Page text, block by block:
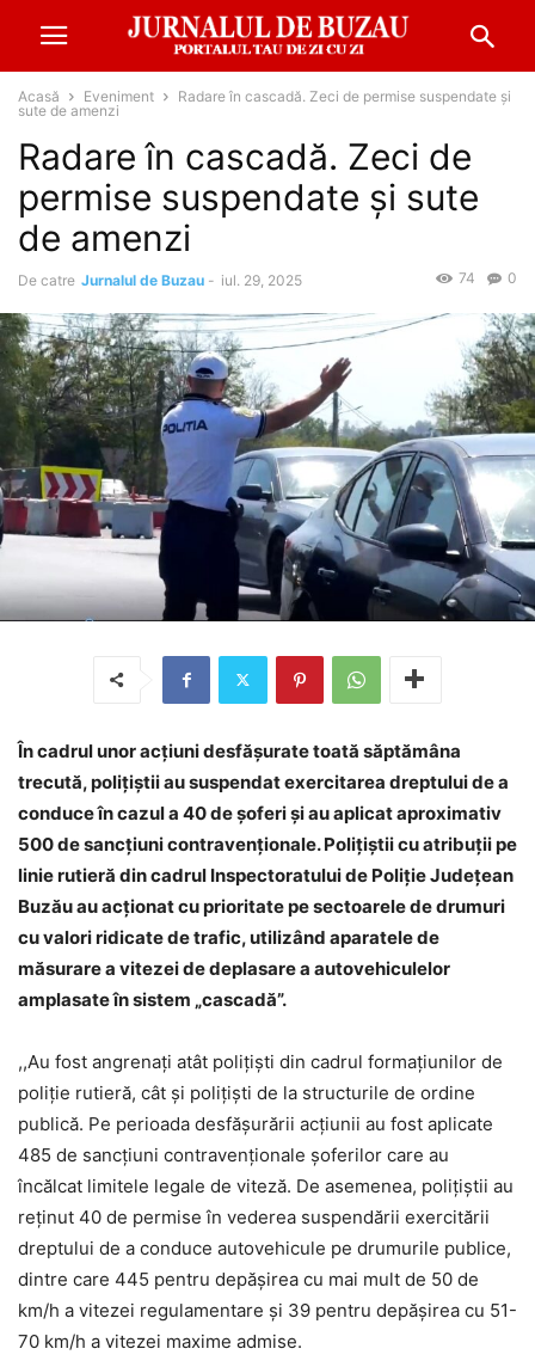
Acasă Eveniment
Radare în cascadă. Zeci de permise suspendate și
sute de amenzi
Radare în cascadă. Zeci de
permise suspendate și sute
de amenzi
De catre Jurnalul de Buzau - iul. 29, 2025 0
74
În cadrul unor acțiuni desfăşurate toată săptămâna
trecută, poliţiştii au suspendat exercitarea dreptului de a
conduce în cazul a 40 de șoferi şi au aplicat aproximativ
500 de sancţiuni contravenţionale. Poliţiştii cu atribuţii pe
linie rutieră din cadrul Inspectoratului de Poliţie Judeţean
Buzău au acţionat cu prioritate pe sectoarele de drumuri
cu valori ridicate de trafic, utilizând aparatele de
măsurare a vitezei de deplasare a autovehiculelor
amplasate în sistem „cascadă”.
,,Au fost angrenaţi atât poliţişti din cadrul formaţiunilor de
poliţie rutieră, cât şi poliţişti de la structurile de ordine
publică. Pe perioada desfăşurării acţiunii au fost aplicate
485 de sancţiuni contravenţionale șoferilor care au
încălcat limitele legale de viteză. De asemenea, poliţiştii au
reţinut 40 de permise în vederea suspendării exercitării
dreptului de a conduce autovehicule pe drumurile publice,
dintre care 445 pentru depăşirea cu mai mult de 50 de
km/h a vitezei regulamentare și 39 pentru depășirea cu 51-
70 km/h a vitezei maxime admise.